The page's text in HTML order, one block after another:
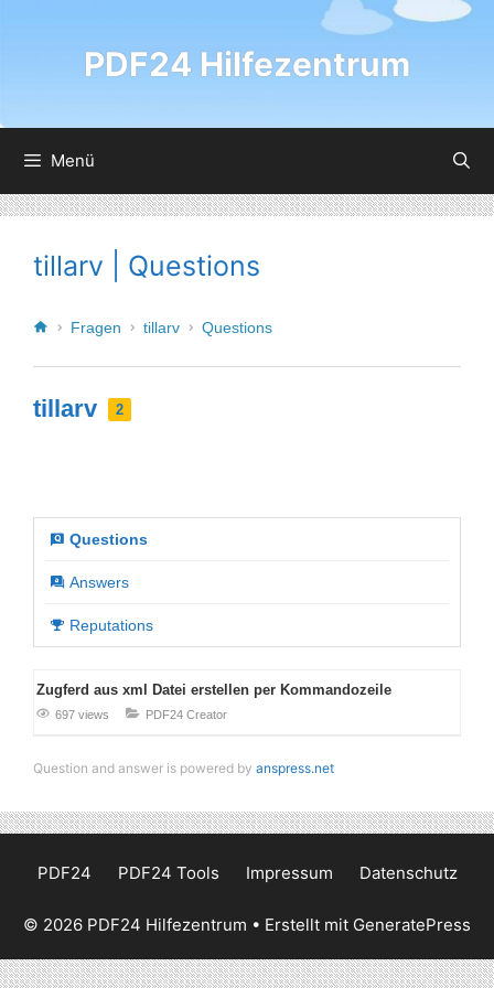
PDF24 Hilfezentrum
Menü
tillarv | Questions
Fragen tillarv Questions
tillarv 2
Questions
Answers
Reputations
Zugferd aus xml Datei erstellen per Kommandozeile
697 views PDF24 Creator
Question and answer is powered by anspress.net
PDF24 PDF24 Tools Impressum Datenschutz
© 2026 PDF24 Hilfezentrum • Erstellt mit GeneratePress